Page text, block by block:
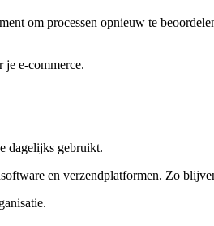
om processen opnieuw te
je e-commerce.
dagelijks gebruikt.
en verzendplatformen. Zo